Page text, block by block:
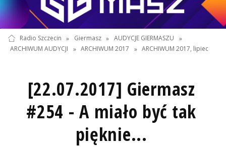
Radio Szczecin » Giermasz » AUDYCJE GIERMASZU
»
ARCHIWUM AUDYCJI
» ARCHIWUM 2017 » ARCHIWUM 2017, lipiec
[22.07.2017] Giermasz
#254 - A miało być tak
pięknie...